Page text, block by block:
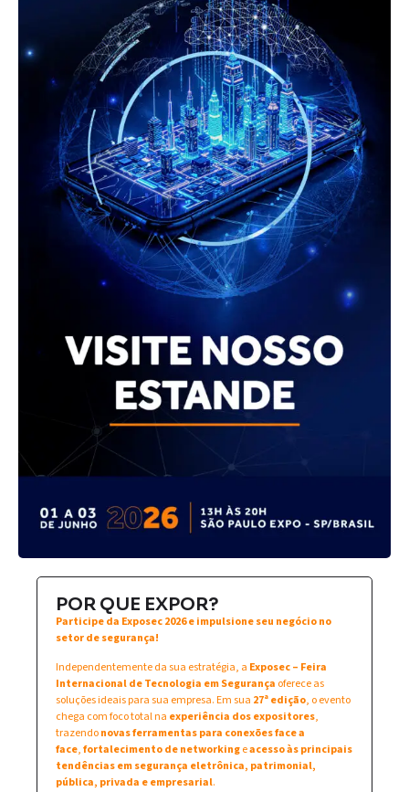
POR QUE EXPOR?
Participe da Exposec 2026 e impulsione seu negócio no
setor de segurança!
Independentemente da sua estratégia, a Exposec – Feira
Internacional de Tecnologia em Segurança oferece as
soluções ideais para sua empresa. Em sua 27ª edição, o evento
chega com foco total na experiência dos expositores,
trazendonovas ferramentas para conexões face a
face,fortalecimento de networkingeacesso às principais
tendências em segurança eletrônica, patrimonial,
pública, privada e empresarial.